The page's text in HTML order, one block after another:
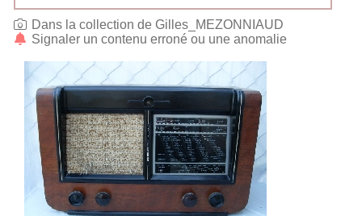
Dans la collection de Gilles_MEZONNIAUD
Signaler un contenu erroné ou une anomalie